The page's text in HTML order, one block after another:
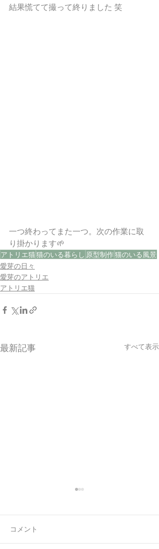
結果慌てて撮って終りました 笑
一つ終わってまた一つ。次の作業に取
り掛かります🌱
アトリエ猫猫のいる暮らし 原型制作猫のいる風景
愛芽の日々
愛芽のアトリエ
アトリエ猫
最新記事 すべて表示
7月最後の日録
コメント